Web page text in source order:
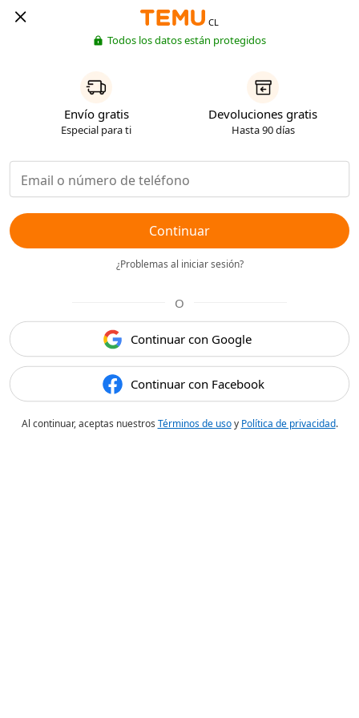
CL
Todos los datos están protegidos
Envío gratis
Especial para ti
Devoluciones gratis
Hasta 90 días
Continuar
¿Problemas al iniciar sesión?
O
Continuar con Google
Continuar con Facebook
Al continuar, aceptas nuestros Términos de usoy Política de privacidad.